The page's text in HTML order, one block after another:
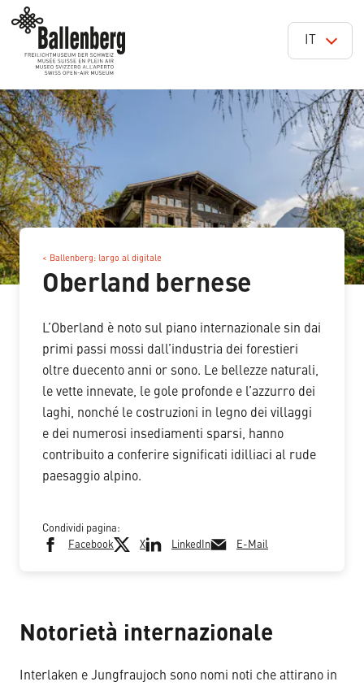
< Ballenberg: largo al digitale
Oberland bernese
L’Oberland è noto sul piano internazionale sin dai
primi passi mossi dall’industria dei forestieri
oltre duecento anni or sono. Le bellezze naturali,
le vette innevate, le gole profonde e l’azzurro dei
laghi, nonché le costruzioni in legno dei villaggi
e dei numerosi insediamenti sparsi, hanno
contribuito a conferire significati idilliaci al rude
paesaggio alpino.
Condividi pagina:
Facebook
X LinkedIn E-Mail
Notorietà internazionale
Interlaken e Jungfraujoch sono nomi noti che attirano in